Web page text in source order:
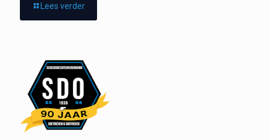
Lees verder